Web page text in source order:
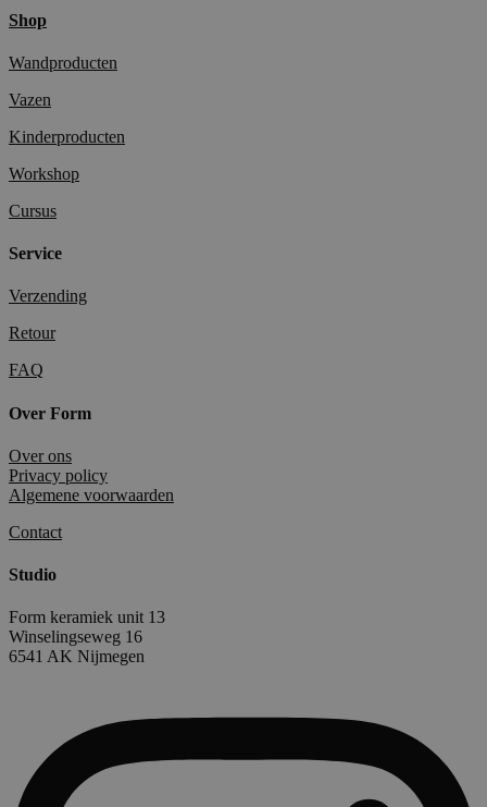
Shop
Wandproducten
Vazen
Kinderproducten
Workshop
Cursus
Service
Verzending
Retour
FAQ
Over Form
Over ons
Privacy policy
Algemene voorwaarden
Contact
Studio
Form keramiek unit 13
Winselingseweg 16
6541 AK Nijmegen